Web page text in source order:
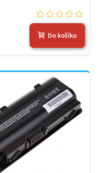
Do košíku